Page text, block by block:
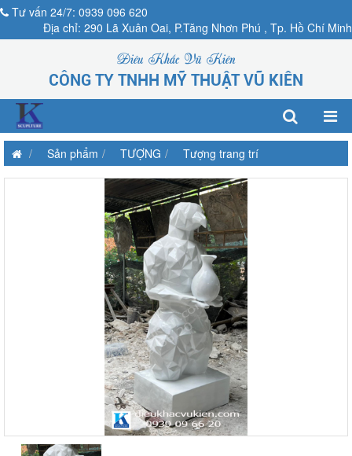
Tư vấn 24/7: 0939 096 620
Địa chỉ: 290 Lã Xuân Oai, P.Tăng Nhơn Phú , Tp. Hồ Chí Minh
Điêu Khắc Vũ Kiên
CÔNG TY TNHH MỸ THUẬT VŨ KIÊN
Sản phẩm TƯỢNG Tượng trang trí